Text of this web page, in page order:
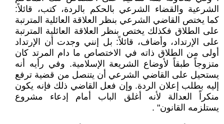
الشرعية والقضاء الشرعي بالحكم بالردة، كتب، قائلاً:
كما يختص القاضي الشرعي بنظر العلاقة العائلية المترتبة
على الطلاق فكذلك يختص بنظر العلاقة العائلية المترتبة
على الإرتداد، وأضاف، قائلاً: بل إنني وجدت أن الإرتداد
أولى من الطلاق ذاته في الاختصاص ما دام المرتد كان
متزوجاً طبقاً لأوضاع الشريعة الإسلامية. وفي رأيه أنه
يستحيل على القاضي الشرعي أن يتنصل من قضية ترفع
إليه بطلب إعلان الردة. وإن فعل القاضي ذلك فإنه يكون
منكراً العدالة لأنه أغلق الباب أمام إدعاء مشروع
يستلزمه القانون" .